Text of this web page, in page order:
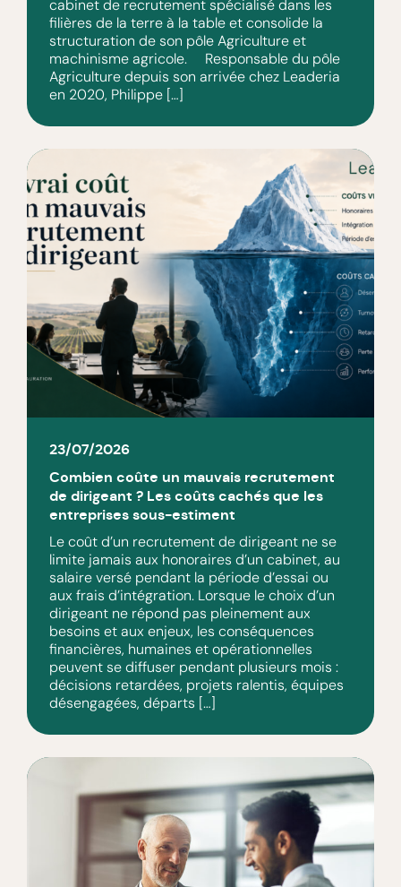
cabinet de recrutement spécialisé dans les
filières de la terre à la table et consolide la
structuration de son pôle Agriculture et
machinisme agricole. Responsable du pôle
Agriculture depuis son arrivée chez Leaderia
en 2020, Philippe […]
23/07/2026
Combien coûte un mauvais recrutement
de dirigeant ? Les coûts cachés que les
entreprises sous-estiment
Le coût d’un recrutement de dirigeant ne se
limite jamais aux honoraires d’un cabinet, au
salaire versé pendant la période d’essai ou
aux frais d’intégration. Lorsque le choix d’un
dirigeant ne répond pas pleinement aux
besoins et aux enjeux, les conséquences
financières, humaines et opérationnelles
peuvent se diffuser pendant plusieurs mois :
décisions retardées, projets ralentis, équipes
désengagées, départs […]